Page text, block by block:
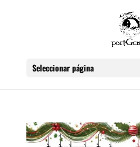
Seleccionar página